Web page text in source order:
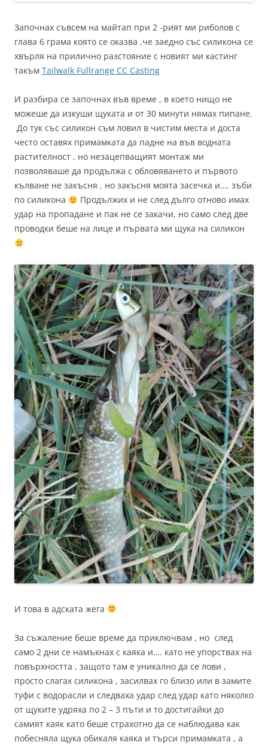
Започнах съвсем на майтап при 2 -рият ми риболов с
глава 6 грама която се оказва ,че заедно със силикона се
хвърля на прилично разстояние с новият ми кастинг
такъм Tailwalk Fullrange CC Casting
И разбира се започнах във време , в което нищо не
можеше да изкуши щуката и от 30 минути нямах пипане.
До тук със силикон съм ловил в чистим места и доста
често оставях примамката да падне на във водната
растителност , но незацепващият монтаж ми
позволяваше да продължа с обловяването и първото
кълване не закъсня , но закъсня моята засечка и…. зъби
по силикона
Продължих и не след дълго отново имах
удар на пропадане и пак не се закачи, но само след две
проводки беше на лице и първата ми щука на силикон
И това в адската жега
За съжаление беше време да приключвам , но след
само 2 дни се намъкнах с каяка и…. като не упорствах на
повърхността , защото там е уникално да се лови ,
просто слагах силикона , засилвах го близо или в замите
туфи с водорасли и следваха удар след удар като няколко
от щуките удряха по 2 – 3 пъти и то достигайки до
самият каяк като беше страхотно да се наблюдава как
побесняла щука обикаля каяка и търси примамката , а